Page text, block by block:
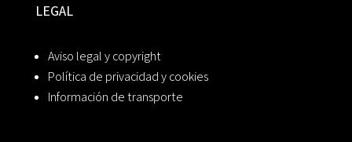
LEGAL
Aviso legal y copyright
Política de privacidad y cookies
Información de transporte